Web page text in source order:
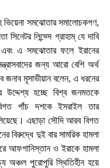
ভিয়েনা সমঝোতার সমালোচকগণ,
সিনেটর লিন্ড্সে গ্রাহাম্ যে দাবি
এবং এ সমঝোতার ফলে ইরানের
জন্য আরো বেশি অর্থ
জনাব মূসাভীয়ান বলেন, এ ধরনের
উদ্দেশ্য হচ্ছে বিশ্ব জনমতকে
পাঁচ দশকে ইসরাইল তার
এছাড়া সৌদি আরব বিগত
বিরুদ্ধে দুই বার সামরিক হামলা
আফগানিস্তান ও ইরাকে হামলা
অঞ্চল পুরোপুরি স্থিতিহীন হয়ে